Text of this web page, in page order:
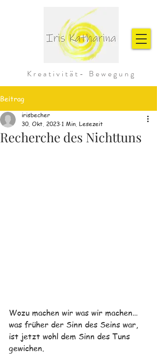
Kreativität- Bewegung
Beitrag
Recherche des Nichttuns
irisbecher
30. Okt. 2023 1 Min. Lesezeit
Wozu machen wir was wir machen…
was früher der Sinn des Seins war,
ist jetzt wohl dem Sinn des Tuns
gewichen.